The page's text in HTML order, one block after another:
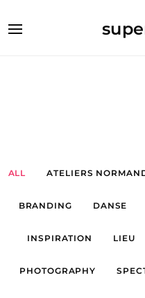
ALL ATELIERS
BRANDING DANSE
INSPIRATION LIEU
PHOTOGRAPHY